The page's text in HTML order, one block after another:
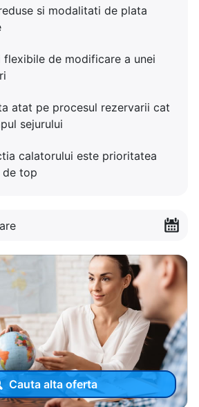
si modalitati de plata
flexibile de modificare a unei
atat pe procesul rezervarii cat
sejurului
calatorului este prioritatea
de top
Cauta alta oferta